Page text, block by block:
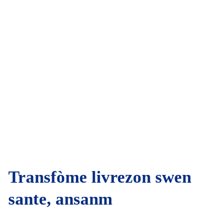
Transfòme livrezon swen
sante, ansanm